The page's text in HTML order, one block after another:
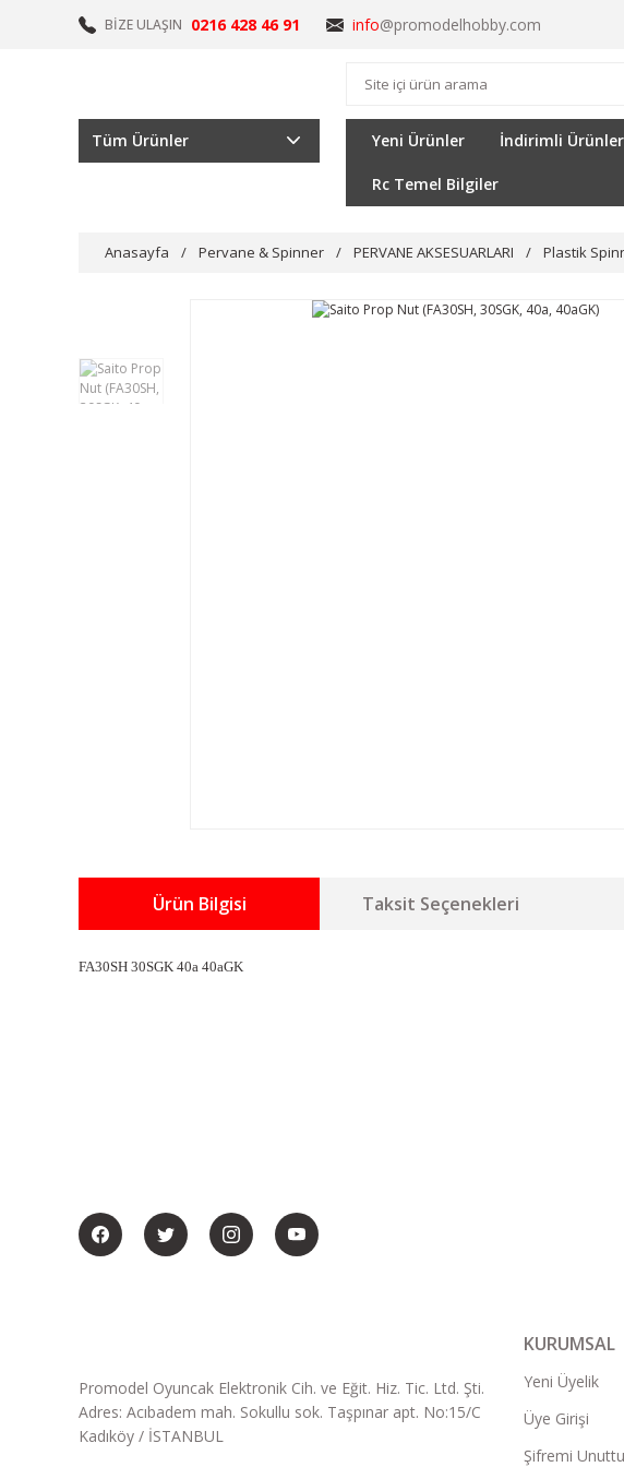
BİZE ULAŞIN 0216 428 46 91 info@promodelhobby.com
Tüm Ürünler Yeni Ürünler İndirimli Ürünler
Rc Temel Bilgiler
Anasayfa Pervane & Spinner PERVANE AKSESUARLARI Plastik
Ürün Bilgisi Taksit Seçenekleri
FA30SH 30SGK 40a 40aGK
Promodel Oyuncak Elektronik Cih. ve Eğit. Hiz. Tic. Ltd. Şti.
Adres: Acıbadem mah. Sokullu sok. Taşpınar apt. No:15/C
Kadıköy / İSTANBUL
KURUMSAL
Yeni Üyelik
Üye Girişi
Şifremi